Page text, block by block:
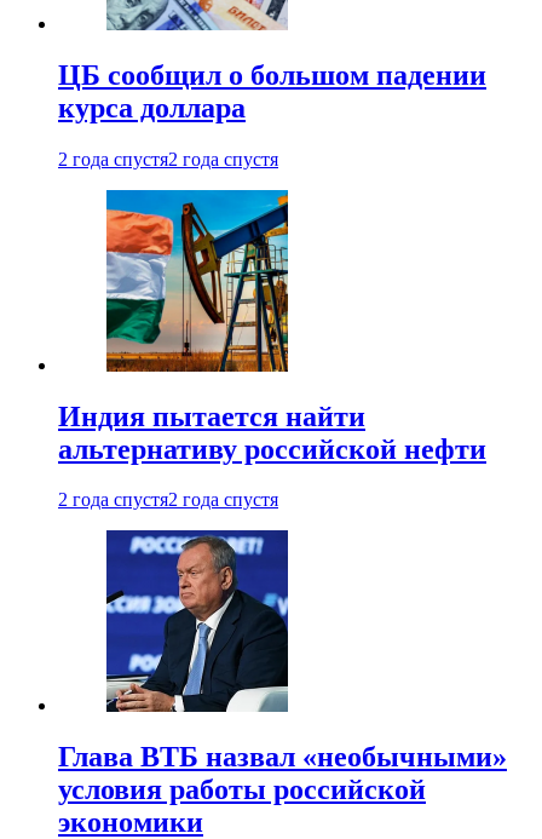
ЦБ сообщил о большом падении
курса доллара
2 года спустя2 года спустя
Индия пытается найти
альтернативу российской нефти
2 года спустя2 года спустя
Глава ВТБ назвал «необычными»
условия работы российской
экономики